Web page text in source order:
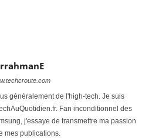
généralement de l'high-tech. Je suis
Fan inconditionnel des
j'essaye de transmettre ma passion
mes publications.